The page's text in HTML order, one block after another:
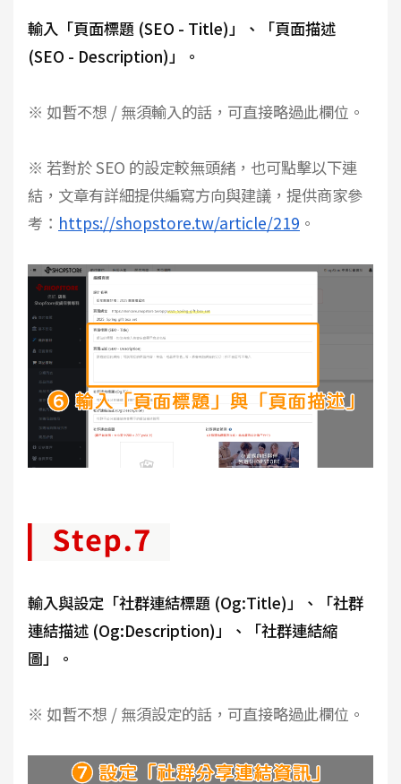
輸入「頁面標題 (SEO - Title)」、「頁面描述
(SEO - Description)」。
※ 如暫不想 / 無須輸入的話，可直接略過此欄位。
※ 若對於 SEO 的設定較無頭緒，也可點擊以下連
結，文章有詳細提供編寫方向與建議，提供商家參
考： https://shopstore.tw/article/219 。
輸入與設定「社群連結標題 (Og:Title)」、「社群
連結描述 (Og:Description)」、「社群連結縮
圖」。
※ 如暫不想 / 無須設定的話，可直接略過此欄位。